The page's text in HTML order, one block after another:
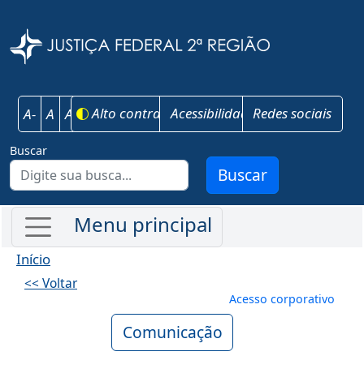
A- A A+ Alto contrasteAcessibilidadeRedes sociais
Buscar
Buscar
Início
<< Voltar
Menu de
Acesso corporativo
Comunicação